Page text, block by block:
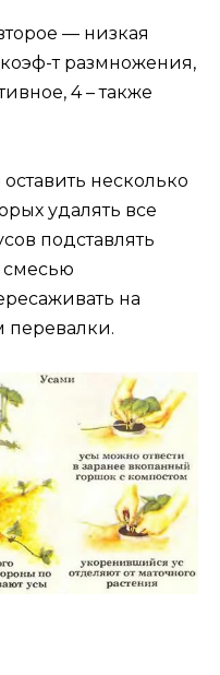
— низкая
т размножения,
4 – также
несколько
удалять все
подставлять
смесью
на
перевалки.